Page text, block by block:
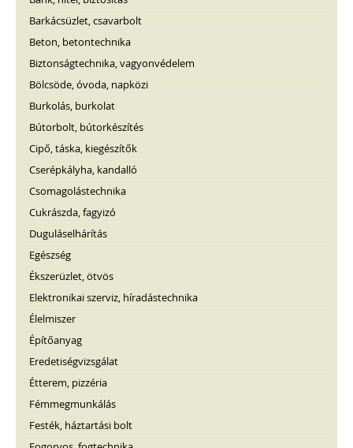
Barkácsüzlet, csavarbolt
Beton, betontechnika
Biztonságtechnika, vagyonvédelem
Bölcsöde, óvoda, napközi
Burkolás, burkolat
Bútorbolt, bútorkészítés
Cipő, táska, kiegészítők
Cserépkályha, kandalló
Csomagolástechnika
Cukrászda, fagyizó
Duguláselhárítás
Egészség
Ékszerüzlet, ötvös
Elektronikai szerviz, híradástechnika
Élelmiszer
Építőanyag
Eredetiségvizsgálat
Étterem, pizzéria
Fémmegmunkálás
Festék, háztartási bolt